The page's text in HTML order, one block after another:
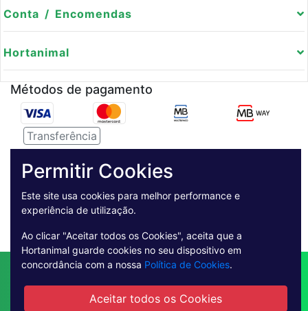
Conta / Encomendas
Hortanimal
Métodos de pagamento
Transferência
Pagamento Seguro
Contactos Envio
Condições de Venda
Permitir Cookies
Este site usa cookies para melhor performance e
experiência de utilização.
Ao clicar "Aceitar todos os Cookies", aceita que a
Hortanimal guarde cookies no seu dispositivo em
concordância com a nossa Política de Cookies.
Aceitar todos os Cookies